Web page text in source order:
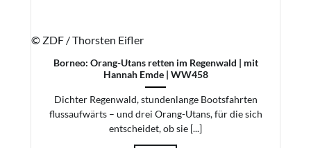
© ZDF / Thorsten Eifler
Borneo: Orang-Utans retten im Regenwald | mit
Hannah Emde | WW458
Dichter Regenwald, stundenlange Bootsfahrten
flussaufwärts – und drei Orang-Utans, für die sich
entscheidet, ob sie [...]